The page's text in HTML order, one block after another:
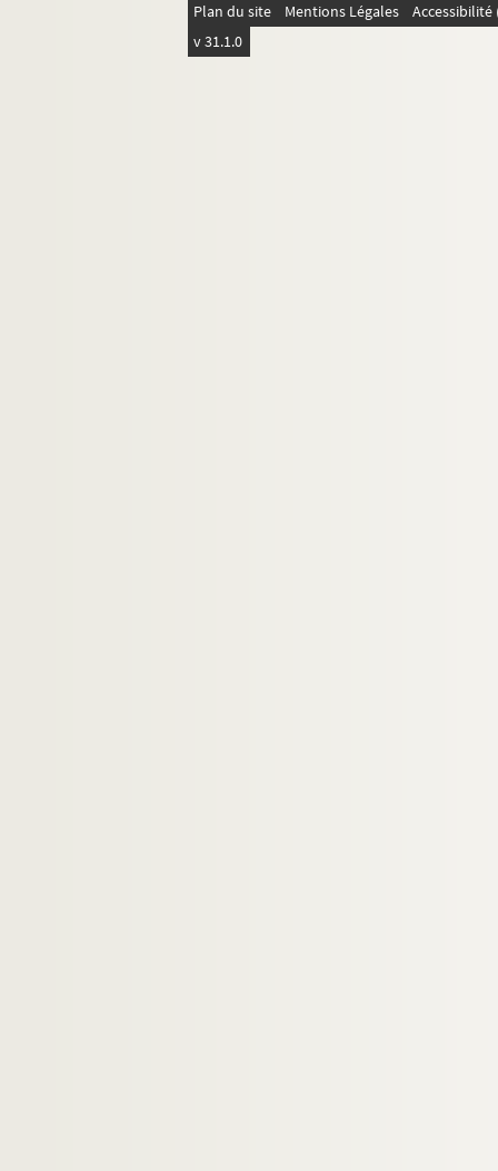
Plan du site Mentions Légales
v 31.1.0